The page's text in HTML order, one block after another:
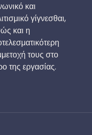
και
γίγνεσθαι,
και η
τους στο
της εργασίας.